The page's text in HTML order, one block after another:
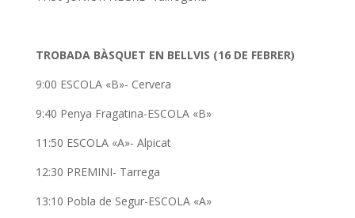
TROBADA BÀSQUET EN BELLVIS (16 DE FEBRER)
9:00 ESCOLA «B»- Cervera
9:40 Penya Fragatina-ESCOLA «B»
11:50 ESCOLA «A»- Alpicat
12:30 PREMINI- Tarrega
13:10 Pobla de Segur-ESCOLA «A»